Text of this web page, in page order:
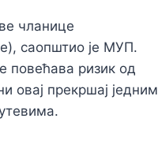
чланице
саопштио је МУП.
повећава ризик од
овај прекршај једним